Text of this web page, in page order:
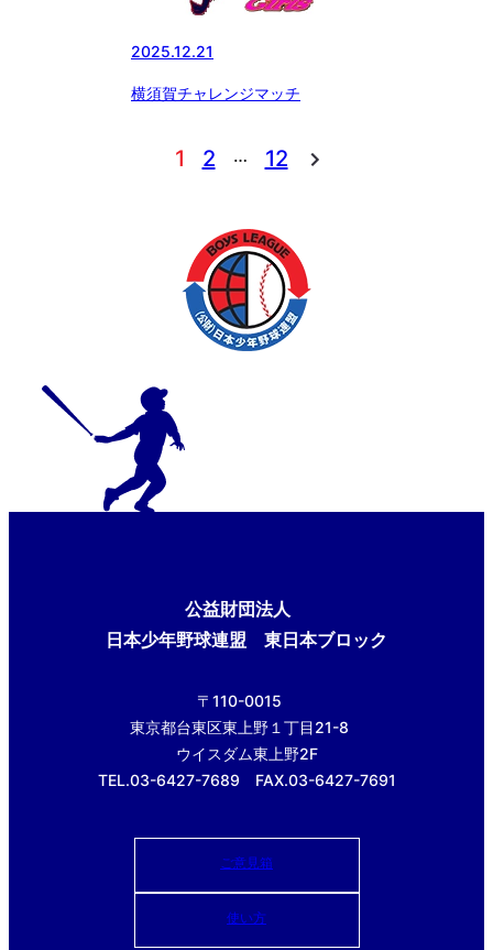
2025.12.21
横須賀チャレンジマッチ
1 2 … 12
公益財団法人
日本少年野球連盟 東日本ブロック
〒110-0015
東京都台東区東上野１丁目21-8
ウイスダム東上野2F
TEL.03-6427-7689 FAX.03-6427-7691
ご意見箱
使い方